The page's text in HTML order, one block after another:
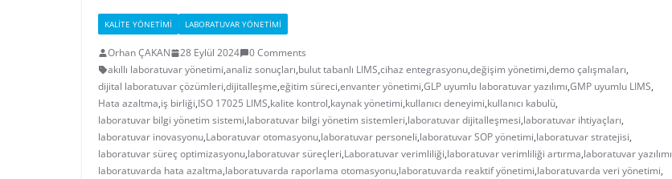
KALITE YÖNETIMI LABORATUVAR YÖNETIMI
Orhan ÇAKAN 28 Eylül 2024
0 Comments
akıllı laboratuvar yönetimi,analiz sonuçları,bulut tabanlı LIMS,cihaz entegrasyonu,değişim yönetimi,demo çalışmaları,
dijital laboratuvar çözümleri,dijitalleşme,eğitim süreci,envanter yönetimi,GLP uyumlu laboratuvar yazılımı,GMP uyumlu LIMS,
Hata azaltma,iş birliği,ISO 17025 LIMS,kalite kontrol,kaynak yönetimi,kullanıcı deneyimi,kullanıcı kabulü,
laboratuvar bilgi yönetim sistemi,laboratuvar bilgi yönetim sistemleri,laboratuvar dijitalleşmesi,laboratuvar ihtiyaçları,
laboratuvar inovasyonu,Laboratuvar otomasyonu,laboratuvar personeli,laboratuvar SOP yönetimi,laboratuvar stratejisi,
laboratuvar süreç optimizasyonu,laboratuvar süreçleri,Laboratuvar verimliliği,laboratuvar verimliliği artırma,laboratuvar yazılımı
laboratuvarda hata azaltma,laboratuvarda raporlama otomasyonu,laboratuvarda reaktif yönetimi,laboratuvarda veri yönetimi,